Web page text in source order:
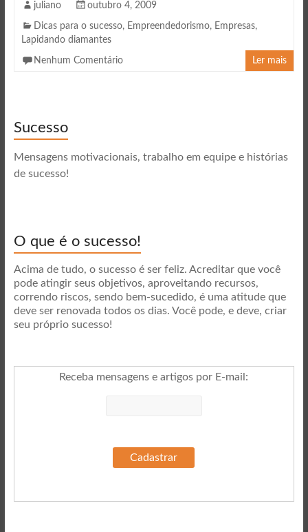
juliano outubro 4, 2009
Dicas para o sucesso, Empreendedorismo, Empresas,
Lapidando diamantes
Nenhum Comentário Ler mais
Sucesso
Mensagens motivacionais, trabalho em equipe e histórias
de sucesso!
O que é o sucesso!
Acima de tudo, o sucesso é ser feliz. Acreditar que você
pode atingir seus objetivos, aproveitando recursos,
correndo riscos, sendo bem-sucedido, é uma atitude que
deve ser renovada todos os dias. Você pode, e deve, criar
seu próprio sucesso!
Receba mensagens e artigos por E-mail :